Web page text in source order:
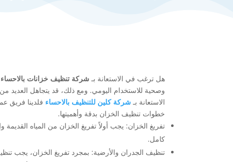
هل ترغب في الاستعانة بـ شركة تنظيف خزانات بالاحساء
وصحية للاستخدام اليومي. ومع ذلك، قد يتجاهل
الاستعانة بـشركة كلين للتنظيف بالاحساء فلدينا فريق
خطوات تنظيف الخزان بدقة وأهميتها.
تفريغ الخزان: يجب أولاً تفريغ الخزان من المياه
كامل.
تنظيف الجدران والأرضية: بمجرد تفريغ الخزان، يجب